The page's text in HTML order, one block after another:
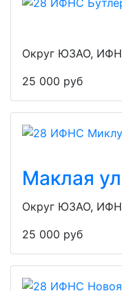
Округ ЮЗАО,
25 000 руб
Маклая
Округ ЮЗАО,
25 000 руб